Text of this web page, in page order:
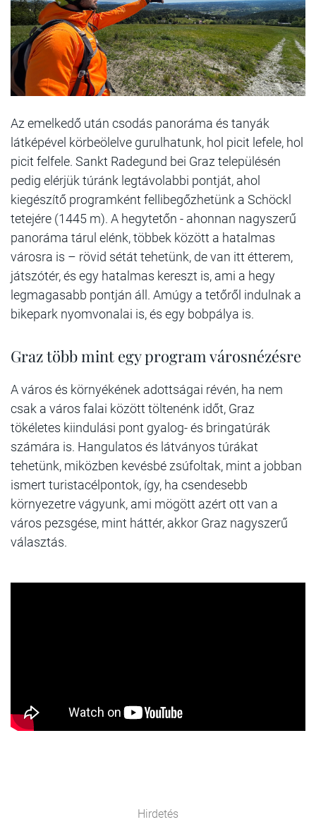
Az emelkedő után csodás panoráma és tanyák
látképével körbeölelve gurulhatunk, hol picit lefele, hol
picit felfele. Sankt Radegund bei Graz településén
pedig elérjük túránk legtávolabbi pontját, ahol
kiegészítő programként fellibegőzhetünk a Schöckl
tetejére (1445 m). A hegytetőn - ahonnan nagyszerű
panoráma tárul elénk, többek között a hatalmas
városra is – rövid sétát tehetünk, de van itt étterem,
játszótér, és egy hatalmas kereszt is, ami a hegy
legmagasabb pontján áll. Amúgy a tetőről indulnak a
bikepark nyomvonalai is, és egy bobpálya is.
Graz több mint egy program városnézésre
A város és környékének adottságai révén, ha nem
csak a város falai között töltenénk időt, Graz
tökéletes kiindulási pont gyalog- és bringatúrák
számára is. Hangulatos és látványos túrákat
tehetünk, miközben kevésbé zsúfoltak, mint a jobban
ismert turistacélpontok, így, ha csendesebb
környezetre vágyunk, ami mögött azért ott van a
város pezsgése, mint háttér, akkor Graz nagyszerű
választás.
Hirdetés